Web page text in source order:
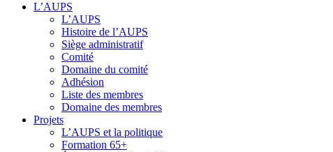
L’AUPS
L’AUPS
Histoire de l’AUPS
Siège administratif
Comité
Domaine du comité
Adhésion
Liste des membres
Domaine des membres
Projets
L’AUPS et la politique
Formation 65+